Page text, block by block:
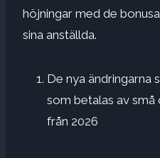
höjningar med de
sina anställda.
De nya ändringarna
som betalas av
från 2026